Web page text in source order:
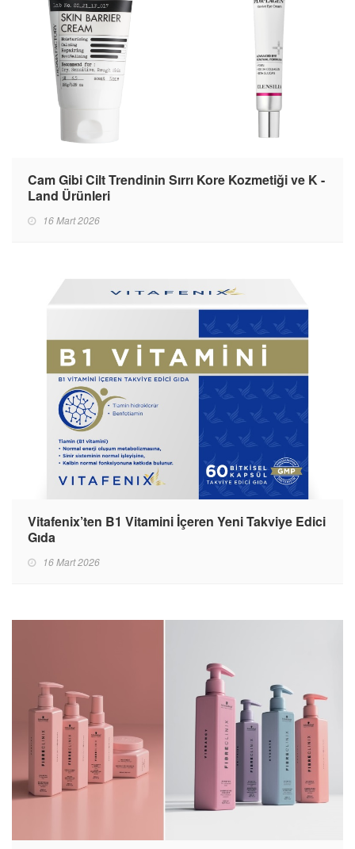
Cam Gibi Cilt Trendinin Sırrı Kore Kozmetiği ve K -
Land Ürünleri
16 Mart 2026
Vitafenix’ten B1 Vitamini İçeren Yeni Takviye Edici
Gıda
16 Mart 2026